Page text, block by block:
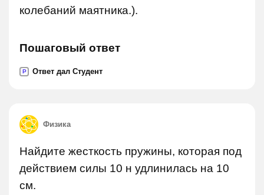
колебаний маятника.).
Пошаговый ответ
P Ответ дал Студент
Физика
Найдите жесткость пружины, которая под
действием силы 10 н удлинилась на 10
см.